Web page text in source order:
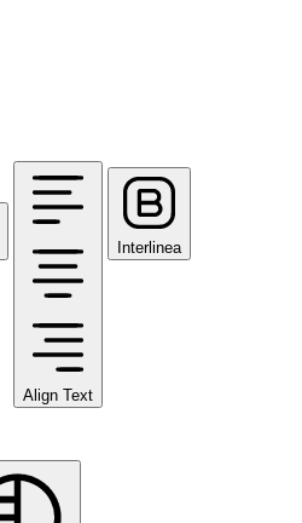
Align Text
Interlinea